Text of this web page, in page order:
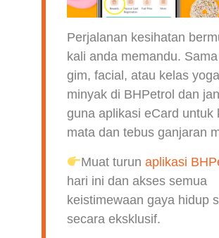
Perjalanan kesihatan
kali anda memandu.
gim, facial, atau kelas
minyak di BHPetrol dan
guna aplikasi eCard untuk
mata dan tebus ganjaran
Muat turunaplikasi
hari ini dan akses semua
keistimewaan gaya hidup
secara eksklusif.